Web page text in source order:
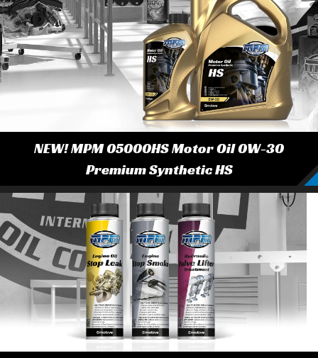
NEW! MPM 05000HS Motor Oil 0W-30
Premium Synthetic HS